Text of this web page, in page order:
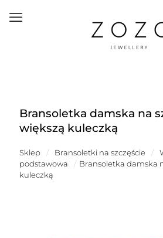
Bransoletka damska na
większą kuleczką
Sklep / Bransoletki na szczęście /
podstawowa
/ Bransoletka damska
kuleczką